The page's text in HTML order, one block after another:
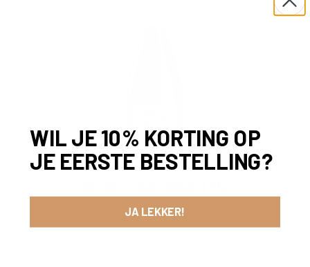
TERROIR SCHAARBEEKSE KRIEK 2025 (LAMBIC
25,00
WIL JE 10% KORTING OP
JE EERSTE BESTELLING?
JA LEKKER!